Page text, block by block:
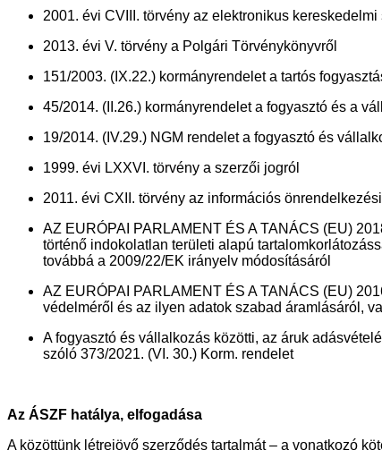
2001. évi CVIII. törvény az elektronikus
2013. évi V. törvény a Polgári Törvénykönyvről
151/2003. (IX.22.) kormányrendelet a tartós
45/2014. (II.26.) kormányrendelet a fogyasztó és a
19/2014. (IV.29.) NGM rendelet a fogyasztó és
1999. évi LXXVI. törvény a szerzői jogról
2011. évi CXII. törvény az információs
AZ EURÓPAI PARLAMENT ÉS A TANÁCS (EU)
történő indokolatlan területi alapú
továbbá a 2009/22/EK irányelv módosításáról
AZ EURÓPAI PARLAMENT ÉS A TANÁCS (EU)
védelméről és az ilyen adatok szabad áramlásáról,
A fogyasztó és vállalkozás közötti, az áruk
szóló 373/2021. (VI. 30.) Korm. rendelet
Az ÁSZF hatálya, elfogadása
A közöttünk létrejövő szerződés tartalmát – a vonatkozó